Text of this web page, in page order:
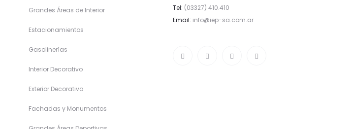
Grandes Áreas de Interior
Estacionamientos
Gasolinerías
Interior Decorativo
Exterior Decorativo
Fachadas y Monumentos
Tel: (03327) 410.410
Email: info@iep-sa.com.ar